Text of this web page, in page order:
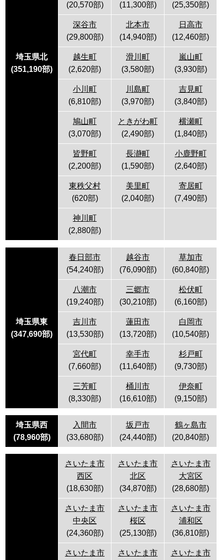
埼玉県北
(351,190部)
(20,570部)
(11,300部)
(25,350部)
深谷市
(29,800部)
北本市
(14,940部)
日高市
(12,460部)
越生町
(2,620部)
滑川町
(3,580部)
嵐山町
(3,930部)
小川町
(6,810部)
川島町
(3,970部)
吉見町
(3,840部)
鳩山町
(3,070部)
ときがわ町
(2,490部)
横瀬町
(1,840部)
皆野町
(2,200部)
長瀞町
(1,590部)
小鹿野町
(2,640部)
東秩父村
(620部)
美里町
(2,040部)
寄居町
(7,490部)
神川町
(2,880部)
埼玉県東
(347,690部)
春日部市
(54,240部)
越谷市
(76,090部)
草加市
(60,840部)
八潮市
(19,240部)
三郷市
(30,210部)
松伏町
(6,160部)
吉川市
(13,530部)
蓮田市
(13,720部)
白岡市
(10,540部)
宮代町
(7,660部)
幸手市
(11,640部)
杉戸町
(9,730部)
三芳町
(8,330部)
桶川市
(16,610部)
伊奈町
(9,150部)
埼玉県西
(78,960部)
入間市
(33,680部)
坂戸市
(24,440部)
鶴ヶ島市
(20,840部)
さいたま市
西区
(18,630部)
さいたま市
北区
(34,870部)
さいたま市
大宮区
(28,680部)
さいたま市
中央区
(24,360部)
さいたま市
桜区
(25,130部)
さいたま市
浦和区
(36,810部)
さいたま市
さいたま市
さいたま市